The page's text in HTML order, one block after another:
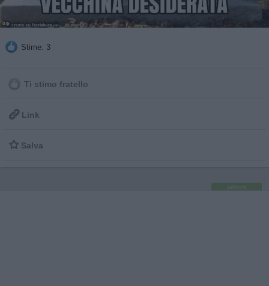
Stime: 3
Ti stimo fratello
 Link
 Salva
pubblicità